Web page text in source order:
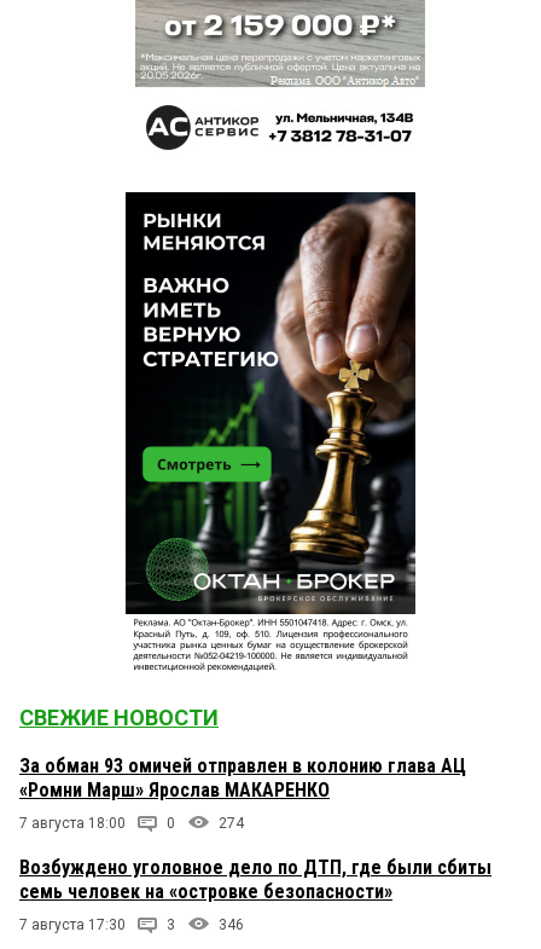
СВЕЖИЕ НОВОСТИ
За обман 93 омичей отправлен в колонию глава АЦ
«Ромни Марш» Ярослав МАКАРЕНКО
7 августа 18:00 0 274
Возбуждено уголовное дело по ДТП, где были сбиты
семь человек на «островке безопасности»
7 августа 17:30 3 346